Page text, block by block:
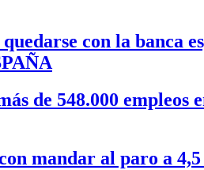
con la banca
de 548.000
mandar al paro a 4,5